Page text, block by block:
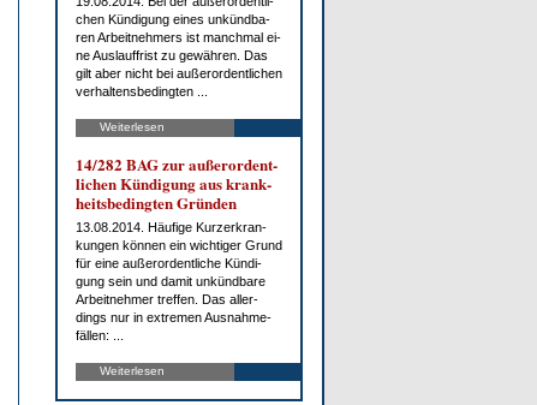
chen Kün­di­gung ei­nes un­künd­ba­
ren Ar­beit­neh­mers ist manch­mal ei­
ne Aus­lauf­frist zu ge­wäh­ren. Das
gilt aber nicht bei au­ßer­or­dent­li­chen
ver­hal­tens­be­ding­ten ...
Weiterlesen
14/282 BAG zur au­ßer­or­dent­
li­chen Kün­di­gung aus krank­
heits­be­ding­ten Grün­den
13.08.2014. Häu­fi­ge Kurz­er­kran­
kun­gen kön­nen ein wich­ti­ger Grund
für ei­ne au­ßer­or­dent­li­che Kün­di­
gung sein und da­mit un­künd­ba­re
Ar­beit­neh­mer tref­fen. Das al­ler­
dings nur in ex­tre­men Aus­nah­me­
fäl­len: ...
Weiterlesen